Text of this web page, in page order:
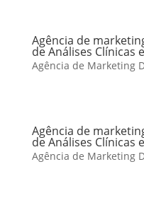
Agência de
de Análises Clínicas
Agência de Marketing
Agência de
de Análises Clínicas
Agência de Marketing